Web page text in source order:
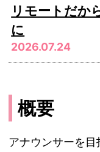
リモートだか
に
2026.07.24
概要
アナウンサーを